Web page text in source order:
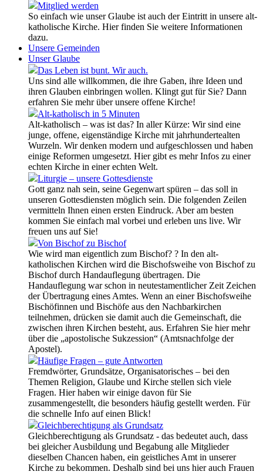
Mitglied werden
So einfach wie unser Glaube ist auch der Eintritt in unsere alt-
katholische Kirche. Hier finden Sie weitere Informationen
dazu.
Unsere Gemeinden
Unser Glaube
Das Leben ist bunt. Wir auch.
Uns sind alle willkommen, die ihre Gaben, ihre Ideen und
ihren Glauben einbringen wollen. Klingt gut für Sie? Dann
erfahren Sie mehr über unsere offene Kirche!
Alt-katholisch in 5 Minuten
Alt-katholisch – was ist das? In aller Kürze: Wir sind eine
junge, offene, eigenständige Kirche mit jahrhundertealten
Wurzeln. Wir denken modern und aufgeschlossen und haben
einige Reformen umgesetzt. Hier gibt es mehr Infos zu einer
echten Kirche in einer echten Welt.
Liturgie – unsere Gottesdienste
Gott ganz nah sein, seine Gegenwart spüren – das soll in
unseren Gottesdiensten möglich sein. Die folgenden Zeilen
vermitteln Ihnen einen ersten Eindruck. Aber am besten
kommen Sie einfach mal vorbei und erleben uns live. Wir
freuen uns auf Sie!
Von Bischof zu Bischof
Wie wird man eigentlich zum Bischof? ? In den alt-
katholischen Kirchen wird die Bischofsweihe von Bischof zu
Bischof durch Handauflegung übertragen. Die
Handauflegung war schon in neutestamentlicher Zeit Zeichen
der Übertragung eines Amtes. Wenn an einer Bischofsweihe
Bischöfinnen und Bischöfe aus den Nachbarkirchen
teilnehmen, drücken sie damit auch die Gemeinschaft, die
zwischen ihren Kirchen besteht, aus. Erfahren Sie hier mehr
über die „apostolische Sukzession“ (Amtsnachfolge der
Apostel).
Häufige Fragen – gute Antworten
Fremdwörter, Grundsätze, Organisatorisches – bei den
Themen Religion, Glaube und Kirche stellen sich viele
Fragen. Hier haben wir einige davon für Sie
zusammengestellt, die besonders häufig gestellt werden. Für
die schnelle Info auf einen Blick!
Gleichberechtigung als Grundsatz
Gleichberechtigung als Grundsatz - das bedeutet auch, dass
bei gleicher Ausbildung und Begabung alle Mitglieder
dieselben Chancen haben, ein geistliches Amt in unserer
Kirche zu bekommen. Deshalb sind bei uns hier auch Frauen